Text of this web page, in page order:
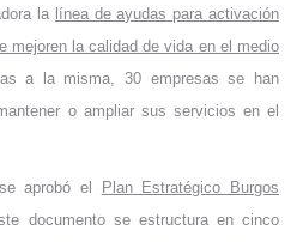
la línea de ayudas para activación
mejoren la calidad de vida en el medio
a la misma, 30 empresas se han
o ampliar sus servicios en el
aprobó el
Plan Estratégico Burgos
documento se estructura en cinco